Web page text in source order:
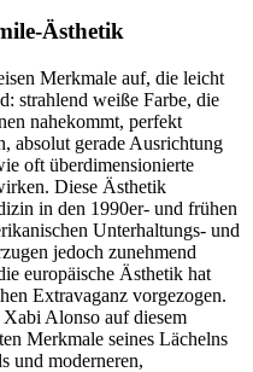
Ästhetik
Merkmale auf, die leicht
strahlend weiße Farbe, die
nahekommt, perfekt
absolut gerade Ausrichtung
oft überdimensionierte
Diese Ästhetik
in den 1990er- und frühen
Unterhaltungs- und
jedoch zunehmend
europäische Ästhetik hat
Extravaganz vorgezogen.
Alonso auf diesem
Merkmale seines Lächelns
und moderneren,